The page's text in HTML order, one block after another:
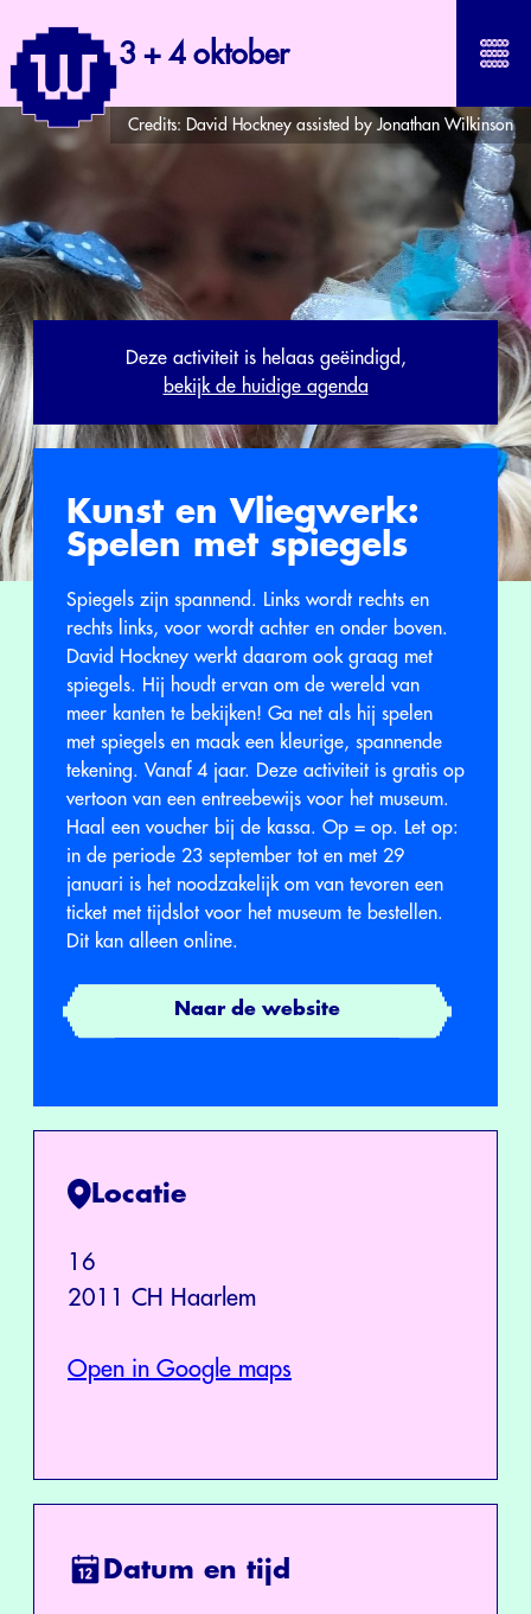
3 + 4 oktober
Credits: David Hockney assisted by Jonathan Wilkinson
Deze activiteit is helaas geëindigd,
bekijk de huidige agenda
Kunst en Vliegwerk:
Spelen met spiegels
Spiegels zijn spannend. Links wordt rechts en
rechts links, voor wordt achter en onder boven.
David Hockney werkt daarom ook graag met
spiegels. Hij houdt ervan om de wereld van
meer kanten te bekijken! Ga net als hij spelen
met spiegels en maak een kleurige, spannende
tekening. Vanaf 4 jaar. Deze activiteit is gratis op
vertoon van een entreebewijs voor het museum.
Haal een voucher bij de kassa. Op = op. Let op:
in de periode 23 september tot en met 29
januari is het noodzakelijk om van tevoren een
ticket met tijdslot voor het museum te bestellen.
Dit kan alleen online.
Naar de website
Locatie
16
2011 CH Haarlem
Open in Google maps
Datum en tijd